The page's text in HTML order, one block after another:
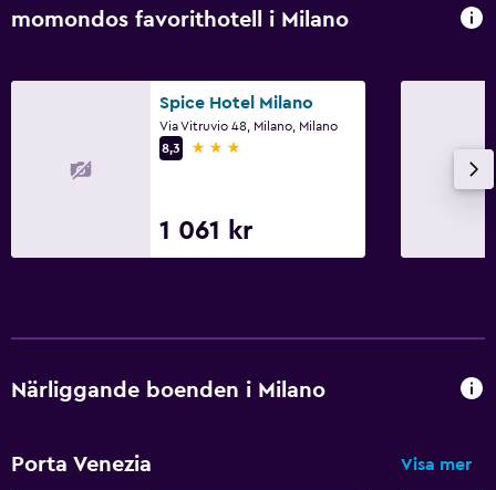
momondos favorithotell i Milano
Spice Hotel Milano
Via Vitruvio 48, Milano, Milano
8,3
3 stjärnor
1 061 kr
Närliggande boenden i Milano
Porta Venezia Visa mer